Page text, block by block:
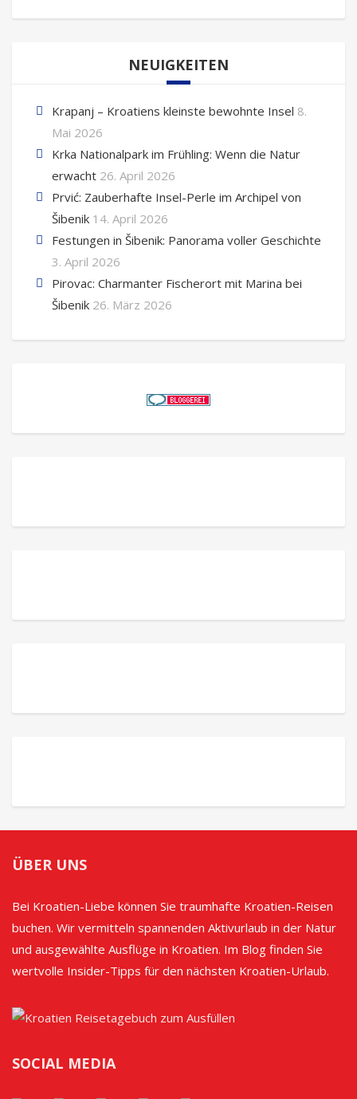
NEUIGKEITEN
Krapanj – Kroatiens kleinste bewohnte Insel 8.
Mai 2026
Krka Nationalpark im Frühling: Wenn die Natur
erwacht 26. April 2026
Prvić: Zauberhafte Insel-Perle im Archipel von
Šibenik 14. April 2026
Festungen in Šibenik: Panorama voller Geschichte
3. April 2026
Pirovac: Charmanter Fischerort mit Marina bei
Šibenik 26. März 2026
ÜBER UNS
Bei Kroatien-Liebe können Sie traumhafte Kroatien-Reisen
buchen. Wir vermitteln spannenden Aktivurlaub in der Natur
und ausgewählte Ausflüge in Kroatien. Im Blog finden Sie
wertvolle Insider-Tipps für den nächsten Kroatien-Urlaub.
SOCIAL MEDIA